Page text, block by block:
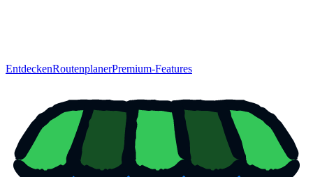
EntdeckenRoutenplanerPremium-Features